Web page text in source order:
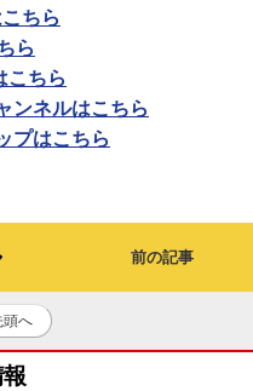
ちら
ら
こちら
ンネルはこちら
プはこちら
前の記事
頭へ